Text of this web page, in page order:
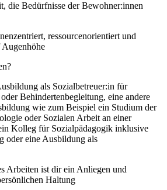
die Bedürfnisse der Bewohner:innen
ressourcenorientiert und
Augenhöhe
als Sozialbetreuer:in für
Behindertenbegleitung, eine andere
wie zum Beispiel ein Studium der
oder Sozialen Arbeit an einer
Kolleg für Sozialpädagogik inklusive
oder eine Ausbildung als
Arbeiten ist dir ein Anliegen und
Haltung